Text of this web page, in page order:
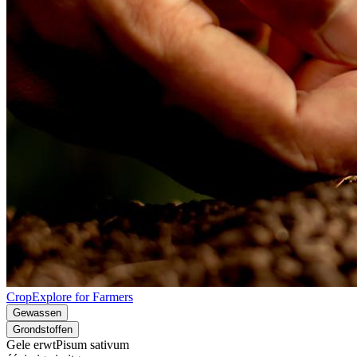
CropExplore for Farmers
Gewassen
Grondstoffen
Gele erwtPisum sativum